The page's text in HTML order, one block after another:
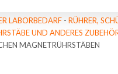
LABORBEDARF - RÜHRER,
UND ANDERES
MAGNETRÜHRSTÄBEN